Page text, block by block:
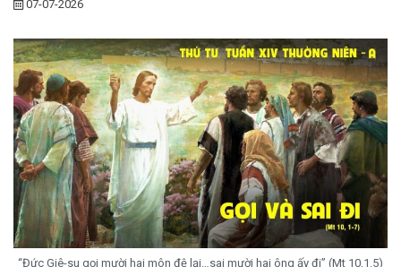
07-07-2026
“Đức Giê-su gọi mười hai môn đệ lại…sai mười hai ông ấy đi” (Mt 10,1.5)